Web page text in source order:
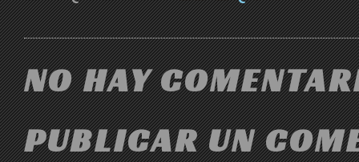
NO HAY
PUBLICAR UN